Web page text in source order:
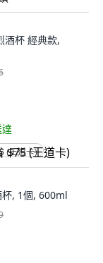
酒杯 經典款,
(王道卡)
, 1個, 600ml